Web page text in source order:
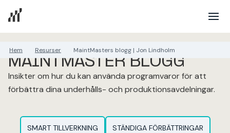
Hem Resurser MaintMasters blogg | Jon Lindholm
MAINTMASTER BLOGG
Insikter om hur du kan använda programvaror för att
förbättra dina underhålls- och produktionsavdelningar.
SMART TILLVERKNING STÄNDIGA FÖRBÄTTRINGAR